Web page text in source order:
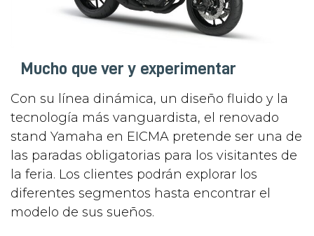
Mucho que ver y experimentar
Con su línea dinámica, un diseño fluido y la
tecnología más vanguardista, el renovado
stand Yamaha en EICMA pretende ser una de
las paradas obligatorias para los visitantes de
la feria. Los clientes podrán explorar los
diferentes segmentos hasta encontrar el
modelo de sus sueños.